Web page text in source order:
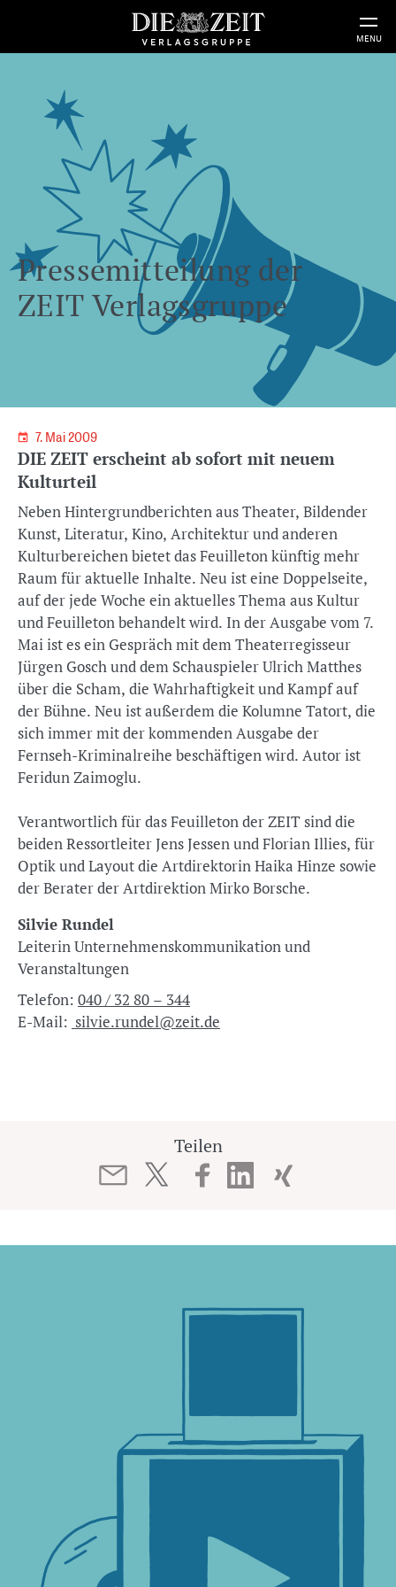
MENU
Pressemitteilung der
ZEIT Verlagsgruppe
7. Mai 2009
DIE ZEIT erscheint ab sofort mit neuem
Kulturteil
Neben Hintergrundberichten aus Theater, Bildender
Kunst, Literatur, Kino, Architektur und anderen
Kulturbereichen bietet das Feuilleton künftig mehr
Raum für aktuelle Inhalte. Neu ist eine Doppelseite,
auf der jede Woche ein aktuelles Thema aus Kultur
und Feuilleton behandelt wird. In der Ausgabe vom 7.
Mai ist es ein Gespräch mit dem Theaterregisseur
Jürgen Gosch und dem Schauspieler Ulrich Matthes
über die Scham, die Wahrhaftigkeit und Kampf auf
der Bühne. Neu ist außerdem die Kolumne Tatort, die
sich immer mit der kommenden Ausgabe der
Fernseh-Kriminalreihe beschäftigen wird. Autor ist
Feridun Zaimoglu.
Verantwortlich für das Feuilleton der ZEIT sind die
beiden Ressortleiter Jens Jessen und Florian Illies, für
Optik und Layout die Artdirektorin Haika Hinze sowie
der Berater der Artdirektion Mirko Borsche.
Silvie Rundel
Leiterin Unternehmenskommunikation und
Veranstaltungen
Telefon: 040 / 32 80 – 344
E-Mail: silvie.rundel@zeit.de
Teilen